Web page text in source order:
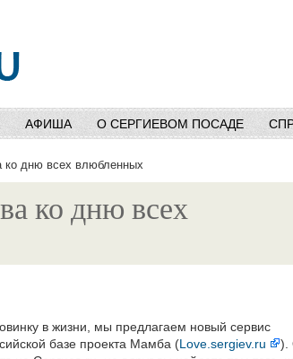
АФИША О СЕРГИЕВОМ ПОСАДЕ
ко дню всех влюбленных
ко дню всех
в жизни, мы предлагаем новый сервис
базе проекта Мамба (Love.sergiev.ru
).